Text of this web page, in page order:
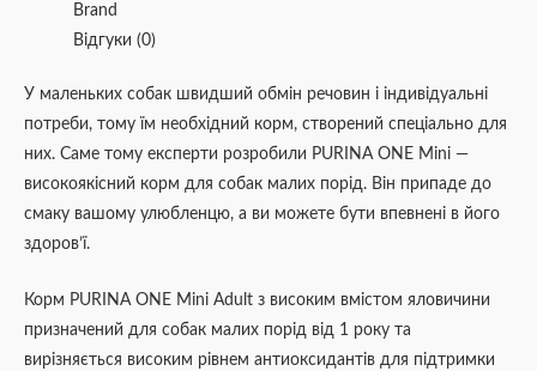
Brand
Відгуки (0)
У маленьких собак швидший обмін речовин і індивідуальні
потреби, тому їм необхідний корм, створений спеціально для
них. Саме тому експерти розробили PURINA ONE Mini —
високоякісний корм для собак малих порід. Він припаде до
смаку вашому улюбленцю, а ви можете бути впевнені в його
здоров’ї.
Корм PURINA ONE Mini Adult з високим вмістом яловичини
призначений для собак малих порід від 1 року та
вирізняється високим рівнем антиоксидантів для підтримки